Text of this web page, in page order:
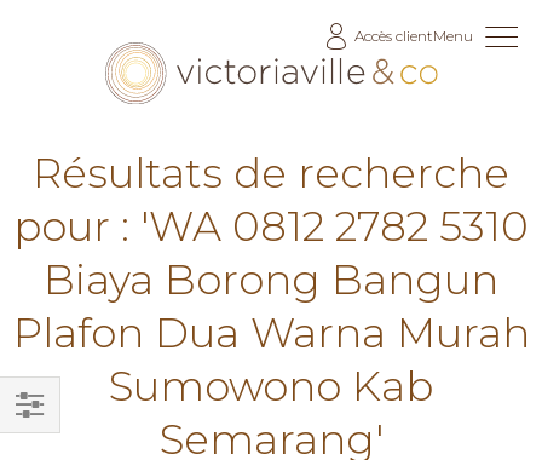
Accès clientMenu
Résultats de recherche
pour : 'WA 0812 2782 5310
Biaya Borong Bangun
Plafon Dua Warna Murah
Sumowono Kab
Semarang'
Filtrer